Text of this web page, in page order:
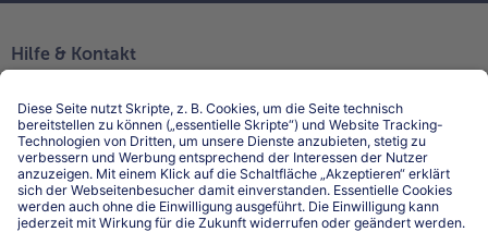
Hilfe & Kontakt
Kontakt
FAQ
Service